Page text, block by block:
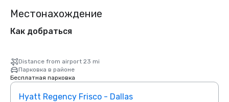
Местонахождение
Как добраться
Distance from airport 23 mi
Парковка в районе
Бесплатная парковка
Hyatt Regency Frisco - Dallas